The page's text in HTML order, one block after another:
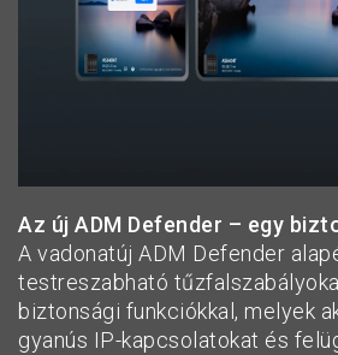
Az új ADM Defender – egy
A vadonatúj ADM Defender
testreszabható
biztonsági funkciókkal, melyek
gyanús IP-kapcsolatokat és